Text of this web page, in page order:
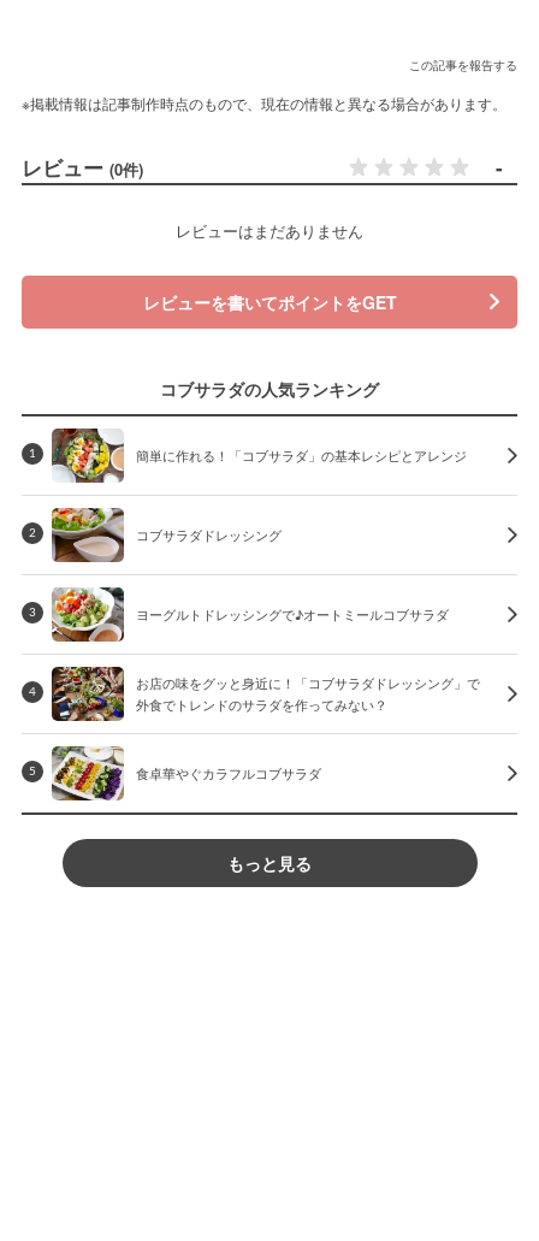
この記事を報告する
※掲載情報は記事制作時点のもので、現在の情報と異なる場合があります。
レビュー (0件) -
レビューはまだありません
レビューを書いてポイントをGET
コブサラダの人気ランキング
1 簡単に作れる！「コブサラダ」の基本レシピとアレンジ
2 コブサラダドレッシング
3 ヨーグルトドレッシングで♪オートミールコブサラダ
4
お店の味をグッと身近に！「コブサラダドレッシング」で
外食でトレンドのサラダを作ってみない？
5 食卓華やぐカラフルコブサラダ
もっと見る